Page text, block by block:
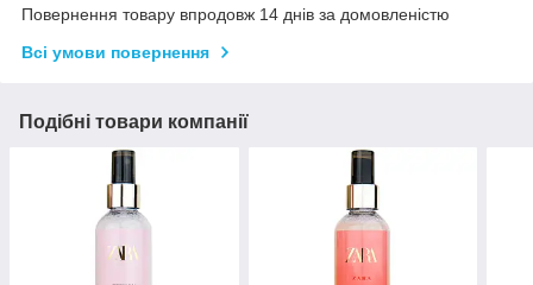
Повернення товару впродовж 14 днів за домовленістю
Всі умови повернення
Подібні товари компанії